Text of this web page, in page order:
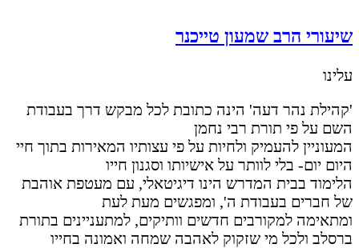
שיעורי הרב שמעון טייכנר
עלינו
'קהילת נהר דעה' הינה כתובת לכל מבקש דרך בעבודת
השם על פי תורת רבי נחמן
המעוניין להעמיק ולחיות על פי עצותיו המאירות בתוך חיי
היום יום- בלי לוותר על אישיותו וסגנון חייו
הלימוד בבית המדרש הינו דיגיטאלי, עם מעטפת אוהבת
של חברים בעבודת ה', ומפגשים מעת לעת
ומתאימה למקורבים חדשים וותיקים, למתעניינים בתורת
ברסלב ולכל מי שזקוק לאהבה שמחה ואמונה בחייו